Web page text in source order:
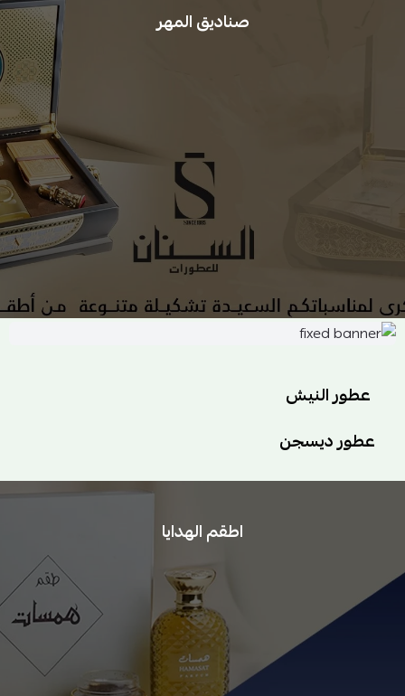
صناديق المهر
معاميل السنان
دهن العود
عطور النيش
عطور ديسجن
اطقم الهدايا